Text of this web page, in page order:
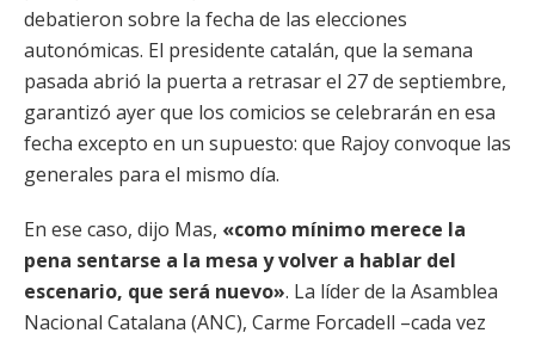
debatieron sobre la fecha de las elecciones
autonómicas. El presidente catalán, que la semana
pasada abrió la puerta a retrasar el 27 de septiembre,
garantizó ayer que los comicios se celebrarán en esa
fecha excepto en un supuesto: que Rajoy convoque las
generales para el mismo día.
En ese caso, dijo Mas, «como mínimo merece la
pena sentarse a la mesa y volver a hablar del
escenario, que será nuevo». La líder de la Asamblea
Nacional Catalana (ANC), Carme Forcadell –cada vez